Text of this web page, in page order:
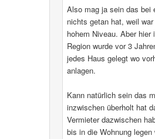
Also mag ja sein das bei
nichts getan hat, weil
hohem Niveau. Aber hier
Region wurde vor 3
jedes Haus gelegt wo
anlagen.
Kann natürlich sein das
inzwischen überholt hat
Vermieter dazwischen
bis in die Wohnung legen